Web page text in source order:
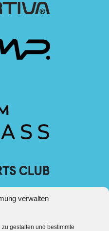
verwalten
gestalten und bestimmte